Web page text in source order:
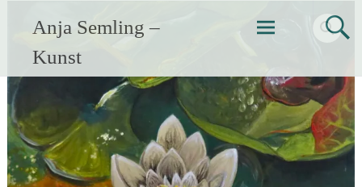
Inhalt
springen
Anja Semling –
Kunst